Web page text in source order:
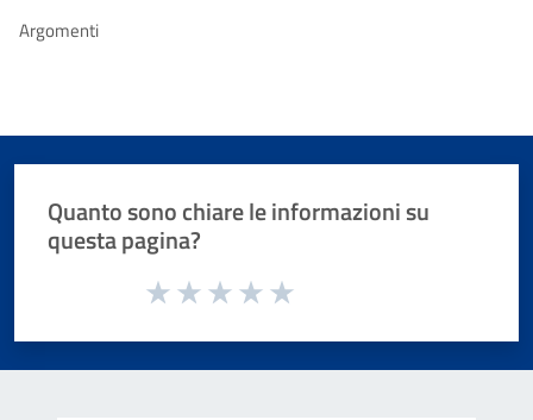
Argomenti
Quanto sono chiare le informazioni su
questa pagina?
Valuta da 1 a 5 stelle la pagina